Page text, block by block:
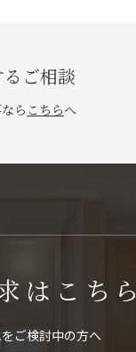
ご相談
ら こちらへ
はこちら
ご検討中の方へ